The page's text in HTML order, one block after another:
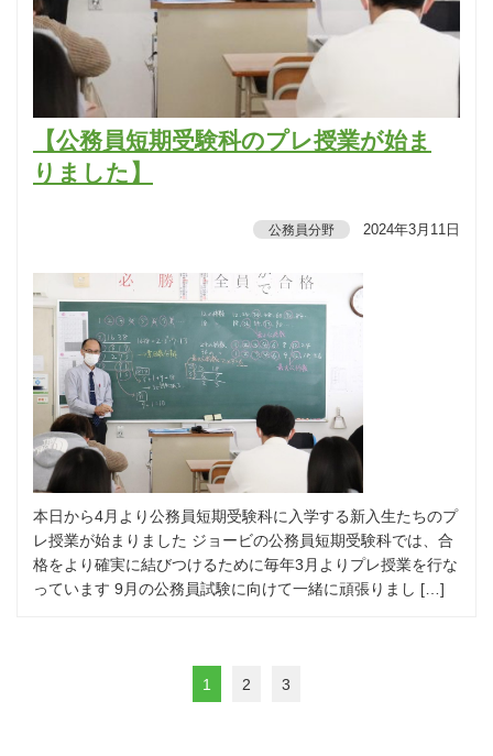
【公務員短期受験科のプレ授業が始ま
りました】
公務員分野 2024年3月11日
本日から4月より公務員短期受験科に入学する新入生たちのプ
レ授業が始まりました ジョービの公務員短期受験科では、合
格をより確実に結びつけるために毎年3月よりプレ授業を行な
っています 9月の公務員試験に向けて一緒に頑張りまし […]
1 2 3